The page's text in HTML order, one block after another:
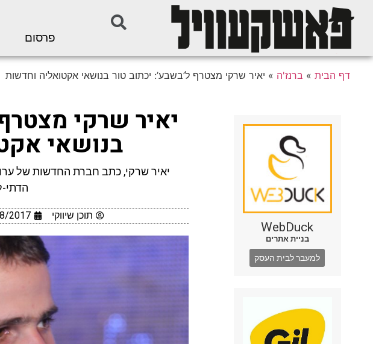
פרסום
דף הבית » ברנז'ה » יאיר שרקי מצטרף ל’בשבע’: יכתוב טור בנושאי אקטואליה וחדשות
WebDuck
בניית אתרים
למעבר לבית העסק
יאיר שרקי
בנושאי
הדתי-
תוכן שיווקי 2017